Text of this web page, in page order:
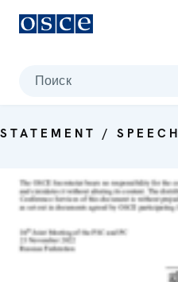
Поиск
STATEMENT / SPEECH